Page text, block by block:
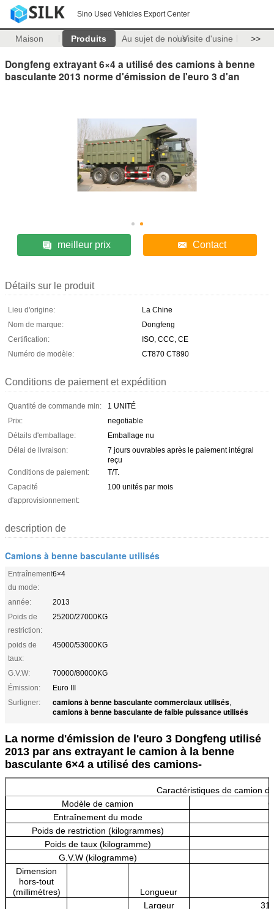
Sino Used Vehicles Export Center
Maison Produits Au sujet de nousVisite d'usine >>
Dongfeng extrayant 6×4 a utilisé des camions à benne
basculante 2013 norme d'émission de l'euro 3 d'an
meilleur prix Contact
Détails sur le produit
Lieu d'origine:
La Chine
Nom de marque:
Dongfeng
Certification:
ISO, CCC, CE
Numéro de modèle:
CT870 CT890
Conditions de paiement et expédition
Quantité de commande min:
1 UNITÉ
Prix:
negotiable
Détails d'emballage:
Emballage nu
Délai de livraison:
7 jours ouvrables après le paiement intégral
reçu
Conditions de paiement:
T/T.
Capacité
d'approvisionnement:
100 unités par mois
description de
Camions à benne basculante utilisés
Entraînement
du mode:
6×4
année:
2013
Poids de
restriction:
25200/27000KG
poids de
taux:
45000/53000KG
G.V.W:
70000/80000KG
Émission:
Euro III
Surligner:
camions à benne basculante commerciaux utilisés,
camions à benne basculante de faible puissance utilisés
La norme d'émission de l'euro 3 Dongfeng utilisé
2013 par ans extrayant le camion à la benne
basculante 6×4 a utilisé des camions-
Caractéristiques de camion
Modèle de camion
Entraînement du mode
Poids de restriction (kilogrammes)
Poids de taux (kilogramme)
G.V.W (kilogramme)
Dimension
hors-tout
(millimètres)
Longueur
Largeur